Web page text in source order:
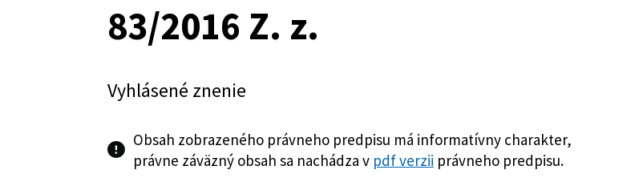
83/2016 Z. z.
Vyhlásené znenie
Obsah zobrazeného právneho predpisu má informatívny charakter,
právne záväzný obsah sa nachádza v pdf verzii právneho predpisu.